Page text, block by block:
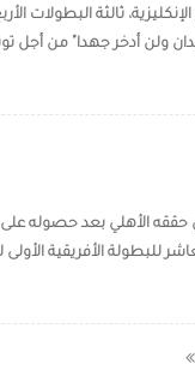
ثالثة البطولات
ولن أدخر جهدا" من أجل
حققه الأهلي بعد حصوله
للبطولة الأفريقية الأولى